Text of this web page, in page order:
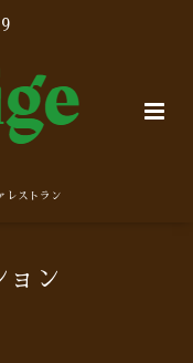
レストラン
ョン